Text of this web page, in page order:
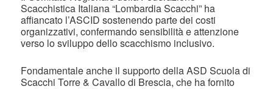
Scacchistica Italiana “Lombardia Scacchi” ha
affiancato l’ASCID sostenendo parte dei costi
organizzativi, confermando sensibilità e attenzione
verso lo sviluppo dello scacchismo inclusivo.
Fondamentale anche il supporto della ASD Scuola di
Scacchi Torre & Cavallo di Brescia, che ha fornito